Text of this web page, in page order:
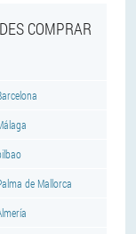
COMPRAR
de Mallorca